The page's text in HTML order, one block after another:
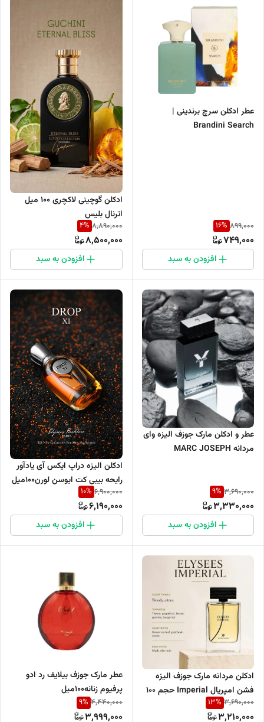
عطر ادکلن سرچ برندینی |
Brandini Search
899,000
16%
749,000
افزودن به سبد
ادکلن گوچینی لاکچری ۱۰۰ میل
اترنال بلیس
8,890,000
4%
8,500,000
افزودن به سبد
عطر و ادکلن مارک جوزف الیزه وای
مردانه MARC JOSEPH
3,690,000
9%
3,330,000
افزودن به سبد
ادکلن الیزه دراپ ایکس آی یادآور
رایحه بیبی کت ایوسن لورن۱۰۰میل
مردانه
6,900,000
10%
6,190,000
افزودن به سبد
ادکلن مردانه مارک جوزف الیزه
فشن امپریال Imperial حجم 100
میل
3,690,000
13%
3,210,000
عطر مارک جوزف بیلایف رد ادو
پرفیوم زنانه۱۰۰میل
4,440,000
9%
3,999,000